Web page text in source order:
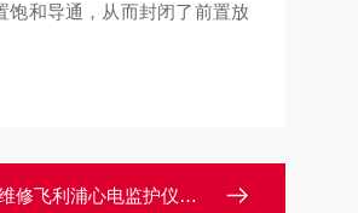
饱和导通，从而封闭了前置放
电监护仪开机显示器黑屏不显示维修